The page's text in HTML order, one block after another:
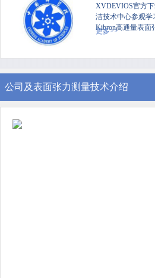
XVDEVIOS官方
洁技术中心参观学
Kibron高通量表面
更多>>
公司及表面张力测量技术介绍